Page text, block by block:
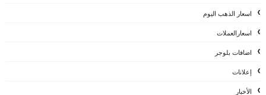
اسعار الذهب اليوم
اسعارالعملات
اضافات بلوجر
إعلانات
الأخبار